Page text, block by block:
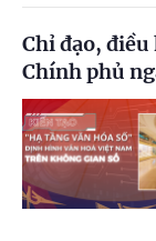
Chỉ đạo,
Chính phủ